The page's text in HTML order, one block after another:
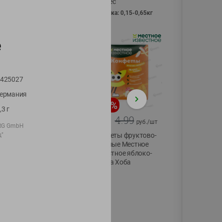
фасовка: 0,15-0,65кг
5.99
%
4.99 руб./шт
Конфеты фруктово-
ягодные Местное
известное яблоко-
тыква Хоба
г
GmbH